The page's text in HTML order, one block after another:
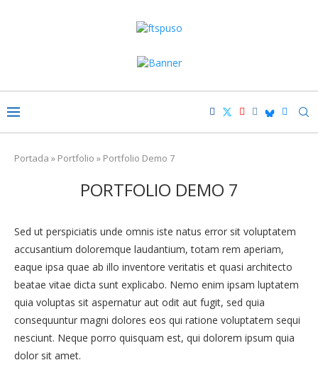
Portada » Portfolio » Portfolio Demo 7
PORTFOLIO DEMO 7
Sed ut perspiciatis unde omnis iste natus error sit voluptatem
accusantium doloremque laudantium, totam rem aperiam,
eaque ipsa quae ab illo inventore veritatis et quasi architecto
beatae vitae dicta sunt explicabo. Nemo enim ipsam luptatem
quia voluptas sit aspernatur aut odit aut fugit, sed quia
consequuntur magni dolores eos qui ratione voluptatem sequi
nesciunt. Neque porro quisquam est, qui dolorem ipsum quia
dolor sit amet.